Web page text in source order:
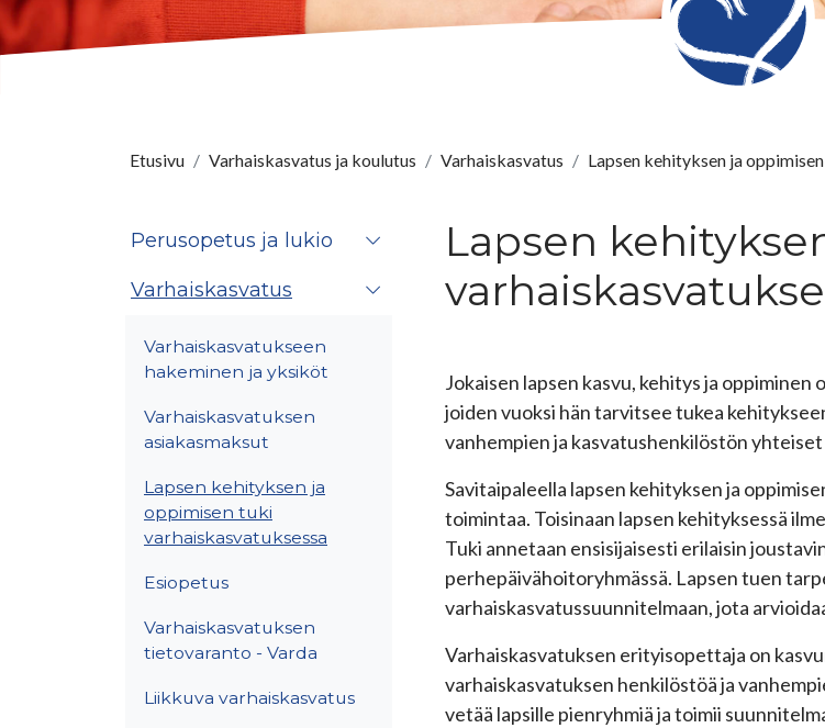
Etusivu Varhaiskasvatus ja koulutus Varhaiskasvatus Lapsen kehityksen ja
Perusopetus ja lukio
Varhaiskasvatus
Varhaiskasvatukseen
hakeminen ja yksiköt
Varhaiskasvatuksen
asiakasmaksut
Lapsen kehityksen ja
oppimisen tuki
varhaiskasvatuksessa
Esiopetus
Varhaiskasvatuksen
tietovaranto - Varda
Liikkuva varhaiskasvatus
Lapsen
Jokaisen lapsen kasvu, kehitys ja
joiden vuoksi hän tarvitsee tukea
vanhempien ja kasvatushenkilöstön
Savitaipaleella lapsen kehityksen ja
toimintaa. Toisinaan lapsen kehityksessä
Tuki annetaan ensisijaisesti erilaisin
perhepäivähoitoryhmässä. Lapsen tuen
varhaiskasvatussuunnitelmaan, jota
Varhaiskasvatuksen erityisopettaja on
varhaiskasvatuksen henkilöstöä ja
vetää lapsille pienryhmiä ja toimii